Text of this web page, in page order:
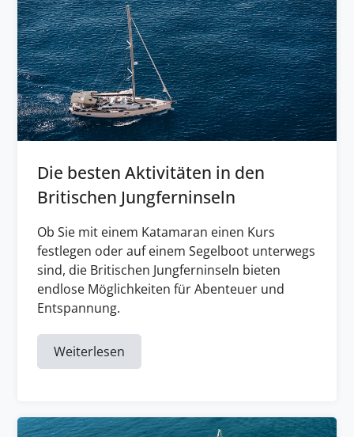
Die besten Aktivitäten in den
Britischen Jungferninseln
Ob Sie mit einem Katamaran einen Kurs
festlegen oder auf einem Segelboot unterwegs
sind, die Britischen Jungferninseln bieten
endlose Möglichkeiten für Abenteuer und
Entspannung.
Weiterlesen